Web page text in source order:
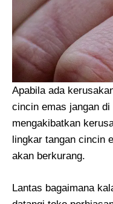
Apabila ada
cincin emas jangan
mengakibatkan
lingkar tangan cincin
akan berkurang.
Lantas bagaimana